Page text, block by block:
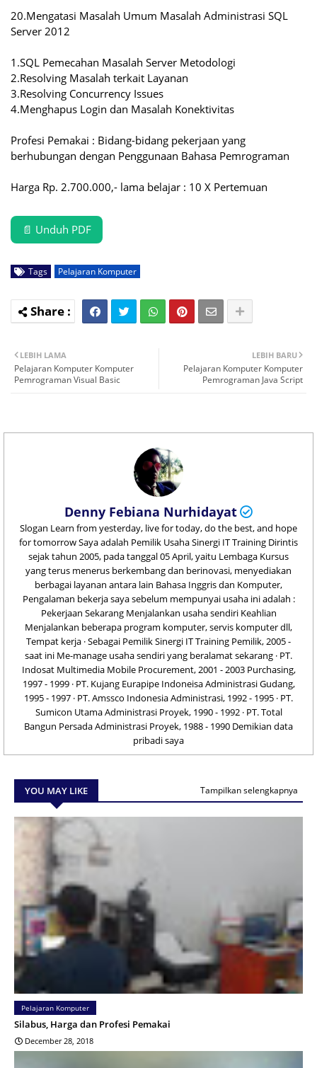
20.Mengatasi Masalah Umum Masalah Administrasi SQL
Server 2012
1.SQL Pemecahan Masalah Server Metodologi
2.Resolving Masalah terkait Layanan
3.Resolving Concurrency Issues
4.Menghapus Login dan Masalah Konektivitas
Profesi Pemakai : Bidang-bidang pekerjaan yang
berhubungan dengan Penggunaan Bahasa Pemrograman
Harga Rp. 2.700.000,- lama belajar : 10 X Pertemuan
📄 Unduh PDF
Tags Pelajaran Komputer
LEBIH BARU
Pelajaran Komputer Komputer
Pemrograman Java Script
LEBIH LAMA
Pelajaran Komputer Komputer
Pemrograman Visual Basic
Denny Febiana Nurhidayat
Slogan Learn from yesterday, live for today, do the best, and hope
for tomorrow Saya adalah Pemilik Usaha Sinergi IT Training Dirintis
sejak tahun 2005, pada tanggal 05 April, yaitu Lembaga Kursus
yang terus menerus berkembang dan berinovasi, menyediakan
berbagai layanan antara lain Bahasa Inggris dan Komputer,
Pengalaman bekerja saya sebelum mempunyai usaha ini adalah :
Pekerjaan Sekarang Menjalankan usaha sendiri Keahlian
Menjalankan beberapa program komputer, servis komputer dll,
Tempat kerja · Sebagai Pemilik Sinergi IT Training Pemilik, 2005 -
saat ini Me-manage usaha sendiri yang beralamat sekarang · PT.
Indosat Multimedia Mobile Procurement, 2001 - 2003 Purchasing,
1997 - 1999 · PT. Kujang Eurapipe Indoneisa Administrasi Gudang,
1995 - 1997 · PT. Amssco Indonesia Administrasi, 1992 - 1995 · PT.
Sumicon Utama Administrasi Proyek, 1990 - 1992 · PT. Total
Bangun Persada Administrasi Proyek, 1988 - 1990 Demikian data
pribadi saya
YOU MAY LIKE Tampilkan selengkapnya
Pelajaran Komputer
Silabus, Harga dan Profesi Pemakai
December 28, 2018